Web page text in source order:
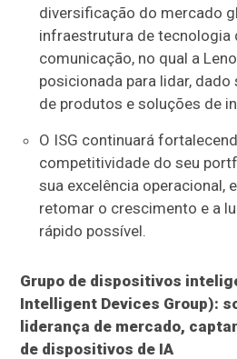
diversificação do mercado
infraestrutura de tecnologia
comunicação, no qual a
posicionada para lidar,
de produtos e soluções de
O ISG continuará
competitividade do seu
sua excelência operacional,
retomar o crescimento e a
rápido possível.
Grupo de dispositivos
Intelligent Devices Group):
liderança de mercado,
de dispositivos de IA